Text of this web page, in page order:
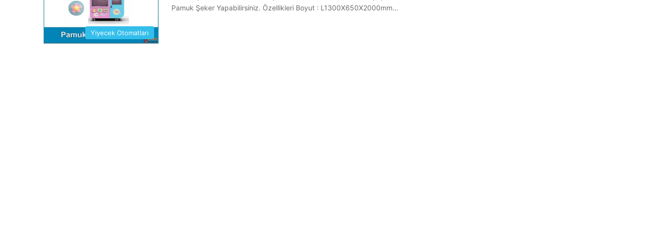
Yiyecek Otomatları
Pamuk Şeker Yapabilirsiniz. Özellikleri Boyut : L1300X650X2000mm…